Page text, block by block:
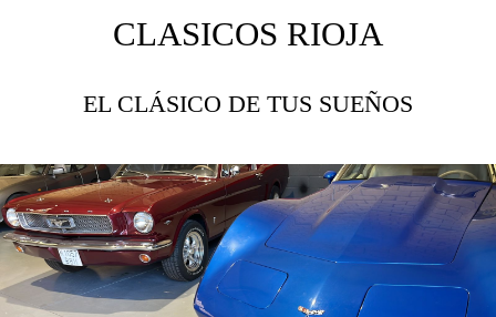
CLASICOS RIOJA
EL CLÁSICO DE TUS SUEÑOS